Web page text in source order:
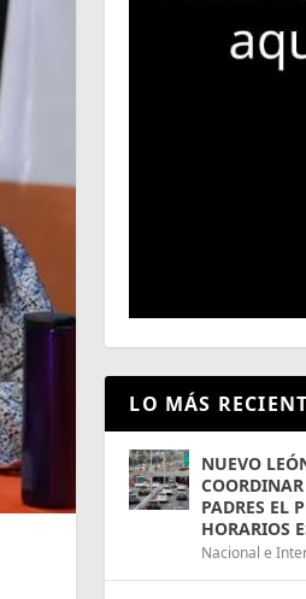
LO MÁS
NUEVO
PADRES EL
HORARIOS
Nacional e